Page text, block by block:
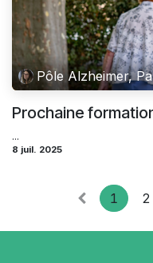
Pôle Alzheimer,
Prochaine
...
8 juil. 2025
1 2